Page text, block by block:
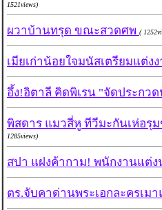
1521views)
ผวาบ้านทรุด ขณะสวดศพ (
เมียเก่าน้อยใจมนัสเตรียมแต่ง
อึ้ง!อิตาลี คิดพิเรน "จัดประกว
พิสดาร แมวสี่หู ทีวีมะกันเห่อรุ
1285views)
สปา แฝงค้ากาม! พนักงานแต่
ตร.จับคาด่านพระเอกละครเม